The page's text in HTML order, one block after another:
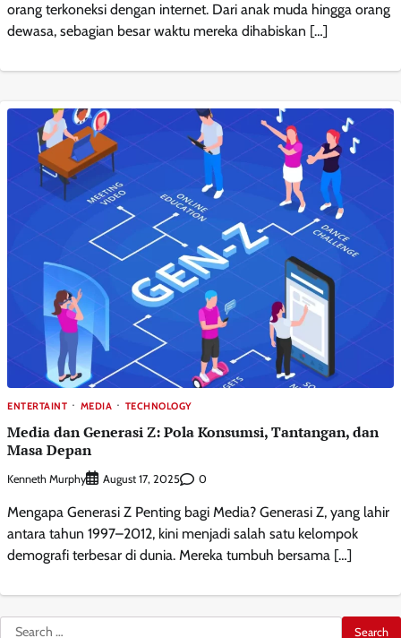
orang terkoneksi dengan internet. Dari anak muda hingga orang
dewasa, sebagian besar waktu mereka dihabiskan […]
ENTERTAINT MEDIA TECHNOLOGY
Media dan Generasi Z: Pola Konsumsi, Tantangan, dan
Masa Depan
Kenneth Murphy August 17, 2025 0
Mengapa Generasi Z Penting bagi Media? Generasi Z, yang lahir
antara tahun 1997–2012, kini menjadi salah satu kelompok
demografi terbesar di dunia. Mereka tumbuh bersama […]
Search